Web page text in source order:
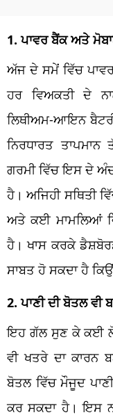
1. ਪਾਵਰ ਬੈਂਕ ਅਤੇ
ਅੱਜ ਦੇ ਸਮੇਂ ਵਿੱਚ
ਹਰ ਵਿਅਕਤੀ ਦੇ
ਲਿਥੀਅਮ-ਆਇਨ
ਨਿਰਧਾਰਤ
ਗਰਮੀ ਵਿੱਚ ਇਸ ਦੇ
ਹੈ। ਅਜਿਹੀ ਸਥਿਤੀ
ਅਤੇ ਕਈ ਮਾਮਲਿਆਂ
ਹੈ। ਖਾਸ ਕਰਕੇ
ਸਾਬਤ ਹੋ ਸਕਦਾ ਹੈ
2. ਪਾਣੀ ਦੀ ਬੋਤਲ ਵੀ
ਇਹ ਗੱਲ ਸੁਣ ਕੇ ਕਈ
ਵੀ ਖਤਰੇ ਦਾ ਕਾਰਨ
ਬੋਤਲ ਵਿੱਚ ਮੌਜੂਦ
ਕਰ ਸਕਦਾ ਹੈ। ਇਸ